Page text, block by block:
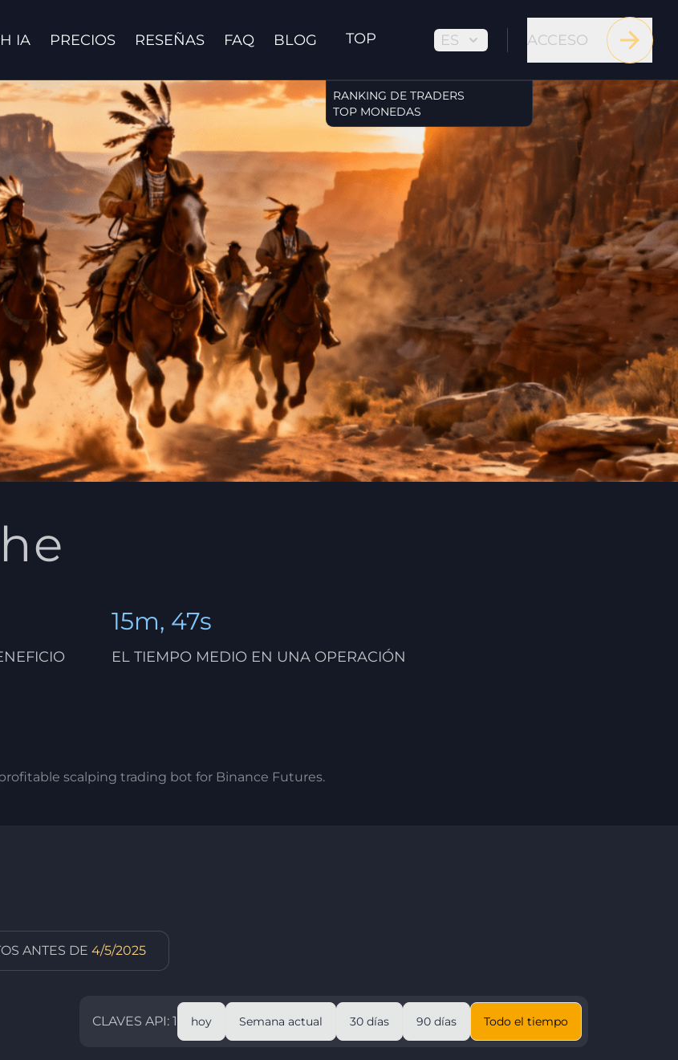
IA PRECIOS RESEÑAS FAQ BLOG TOP
RANKING DE TRADERS
TOP MONEDAS
ES ACCESO
15m, 47s
EL TIEMPO MEDIO EN UNA OPERACIÓN
scalping trading bot for Binance Futures.
ANTES DE 4/5/2025
CLAVES API: 1 hoy Semana actual 30 días 90 días Todo el tiempo